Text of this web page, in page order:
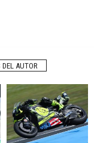
AUTOR